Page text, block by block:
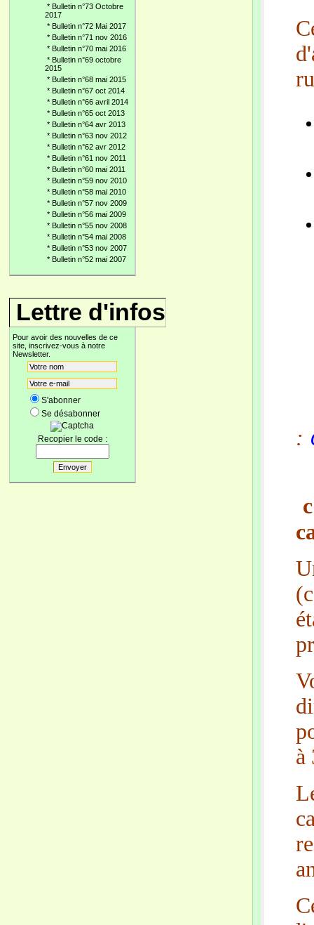
* Bulletin n°73 Octobre
2017
* Bulletin n°72 Mai 2017
* Bulletin n°71 nov 2016
* Bulletin n°70 mai 2016
* Bulletin n°69 octobre
2015
* Bulletin n°68 mai 2015
* Bulletin n°67 oct 2014
* Bulletin n°66 avril 2014
* Bulletin n°65 oct 2013
* Bulletin n°64 avr 2013
* Bulletin n°63 nov 2012
* Bulletin n°62 avr 2012
* Bulletin n°61 nov 2011
* Bulletin n°60 mai 2011
* Bulletin n°59 nov 2010
* Bulletin n°58 mai 2010
* Bulletin n°57 nov 2009
* Bulletin n°56 mai 2009
* Bulletin n°55 nov 2008
* Bulletin n°54 mai 2008
* Bulletin n°53 nov 2007
* Bulletin n°52 mai 2007
Lettre d'infos
Pour avoir des nouvelles de ce
site, inscrivez-vous à notre
Newsletter.
S'abonner
Se désabonner
Recopier le code : :
à